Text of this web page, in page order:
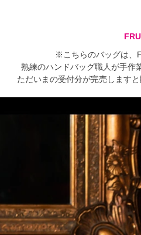
※こちらのバッグは、
熟練のハンドバッグ職人が手作
ただいまの受付分が完売します